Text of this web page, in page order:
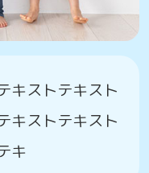
キストテキスト
キストテキスト
キ